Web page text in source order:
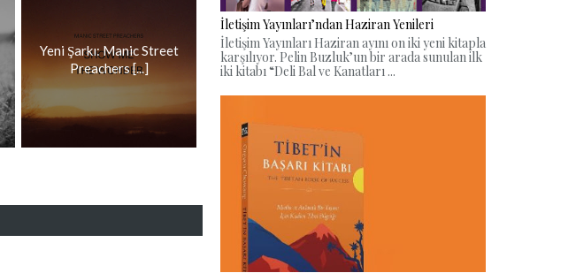
Yeni Şarkı: Manic Street
Preachers [...]
İletişim Yayınları’ndan Haziran Yenileri
İletişim Yayınları Haziran ayını on iki yeni kitapla
karşılıyor. Pelin Buzluk’un bir arada sunulan ilk
iki kitabı “Deli Bal ve Kanatları ...